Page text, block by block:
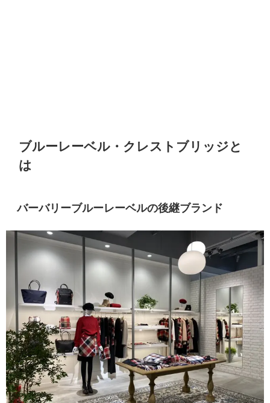
ブルーレーベル・クレストブリッジと
は
バーバリーブルーレーベルの後継ブランド